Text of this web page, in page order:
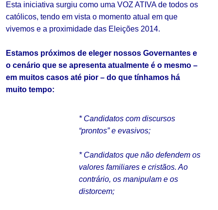
Esta iniciativa surgiu como uma VOZ ATIVA de todos os
católicos, tendo em vista o momento atual em que
vivemos e a proximidade das Eleições 2014.
Estamos próximos de eleger nossos Governantes e
o cenário que se apresenta atualmente é o mesmo –
em muitos casos até pior – do que tínhamos há
muito tempo:
* Candidatos com discursos
“prontos” e evasivos;
* Candidatos que não defendem os
valores familiares e cristãos. Ao
contrário, os manipulam e os
distorcem;